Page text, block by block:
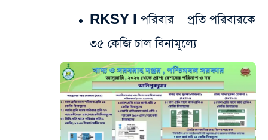
​RKSY I পরিবার – প্রতি পরিবারকে
৩৫ কেজি চাল বিনামূল্যে